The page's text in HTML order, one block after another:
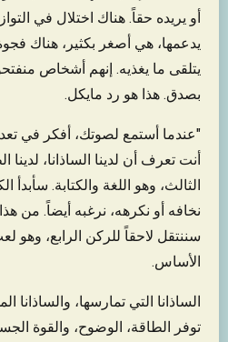
أو يريده حقاً. هناك اختلال في
يدعمها، هي أصغر بكثير، هناك
يتلقى ما يغذيه. إنهم أشخاص
بصدق. هذا هو رد مايكل.
"عندما أستمع لصوتك، أفكر في
أنت تعرف أن لدينا الساذانا،
الثالث، وهو اللغة والكتابة. سأبدأ
نخافه أو نكرهه، نرغبه أيضاً. من
سننتقل لاحقاً للركن الرابع، وهو
الأساس.
الساذانا التي تمارسها، والساذانا
توفر الطاقة، الوضوح، والقوة